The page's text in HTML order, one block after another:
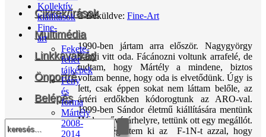
Cikkek/írások
Multimédia
Linkkavalkád
Önportré
Belépés
Beküldve: Fine-Art
1990-ben jártam arra először. Nagygyörgy
Sanyi vitt oda. Fácánozni voltunk arrafelé, de
tudtam, hogy Mártély a mindene, biztos
voltam benne, hogy oda is elvetődünk. Úgy is
lett, csak éppen sokat nem láttam belőle, az
ártéri erdőkben kódorogtunk az ARO-val.
1999-ben Sándor életmű kiállítására mentünk
Hódmezővásárhelyre, tettünk ott egy megállót.
Akkor végeztem ki az F-1N-t azzal, hogy
Kollektív
kiállítások
Fine-
art
Fekete-
fehér
tájképek
Fény
és
forma
Mártély
2008-
2014